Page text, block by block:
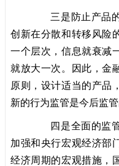
三是防止产品的
创新在分散和转移风险
一个层次，信息就衰减
就放大一次。因此，金
原则，设计适当的产品
新的行为监管是今后监管
四是全面的监管
加强和央行宏观经济部
经济周期的宏观措施，